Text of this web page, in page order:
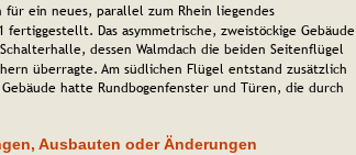
für ein neues, parallel zum Rhein liegendes
fertiggestellt. Das asymmetrische, zweistöckige Gebäude
dessen Walmdach die beiden Seitenflügel
überragte. Am südlichen Flügel entstand zusätzlich
hatte Rundbogenfenster und Türen, die durch
Ausbauten oder Änderungen